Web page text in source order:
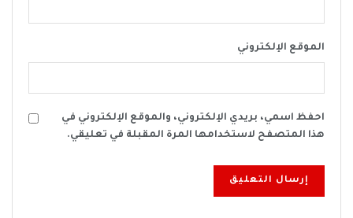
الموقع الإلكتروني
احفظ اسمي، بريدي الإلكتروني، والموقع الإلكتروني في
هذا المتصفح لاستخدامها المرة المقبلة في تعليقي.